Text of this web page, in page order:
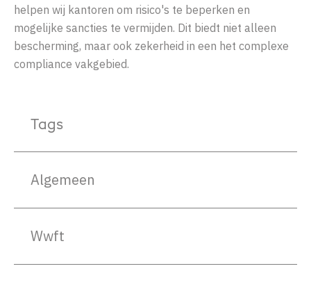
helpen wij kantoren om risico's te beperken en
mogelijke sancties te vermijden. Dit biedt niet alleen
bescherming, maar ook zekerheid in een het complexe
compliance vakgebied.
Tags
Algemeen
Wwft